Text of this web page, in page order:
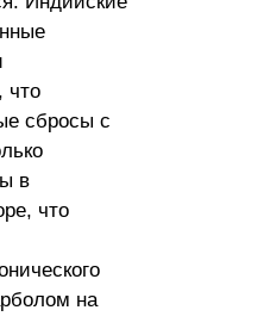
что
сбросы с
в
что
на